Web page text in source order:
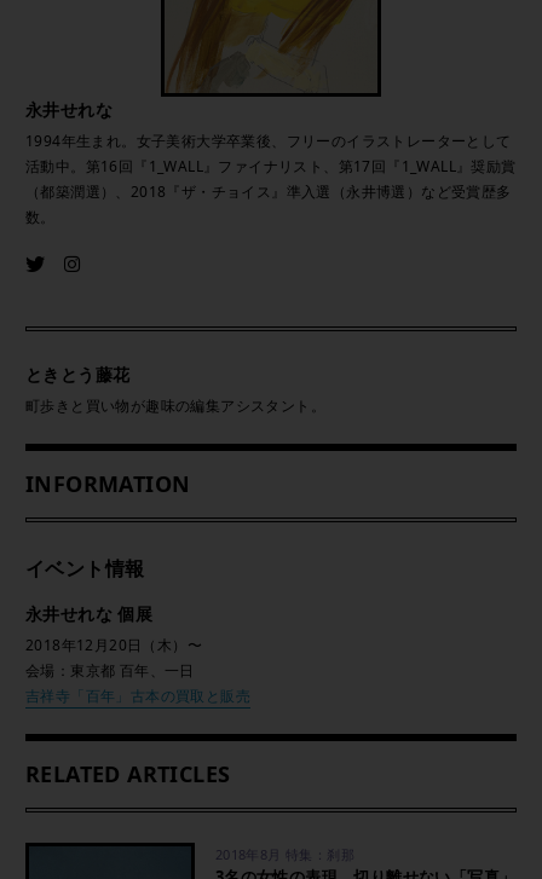
永井せれな
1994年生まれ。女子美術大学卒業後、フリーのイラストレーターとして
活動中。第16回『1_WALL』ファイナリスト、第17回『1_WALL』奨励賞
（都築潤選）、2018『ザ・チョイス』準入選（永井博選）など受賞歴多
数。
ときとう藤花
町歩きと買い物が趣味の編集アシスタント。
INFORMATION
イベント情報
永井せれな 個展
2018年12月20日（木）〜
会場：東京都 百年、一日
吉祥寺「百年」古本の買取と販売
RELATED ARTICLES
2018年8月 特集：刹那